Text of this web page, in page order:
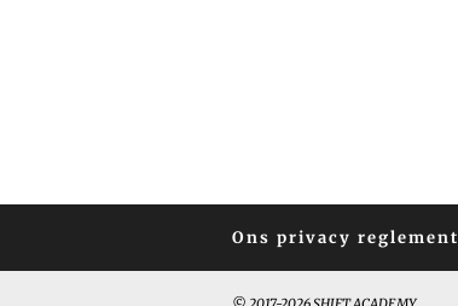
Ons privacy reglement